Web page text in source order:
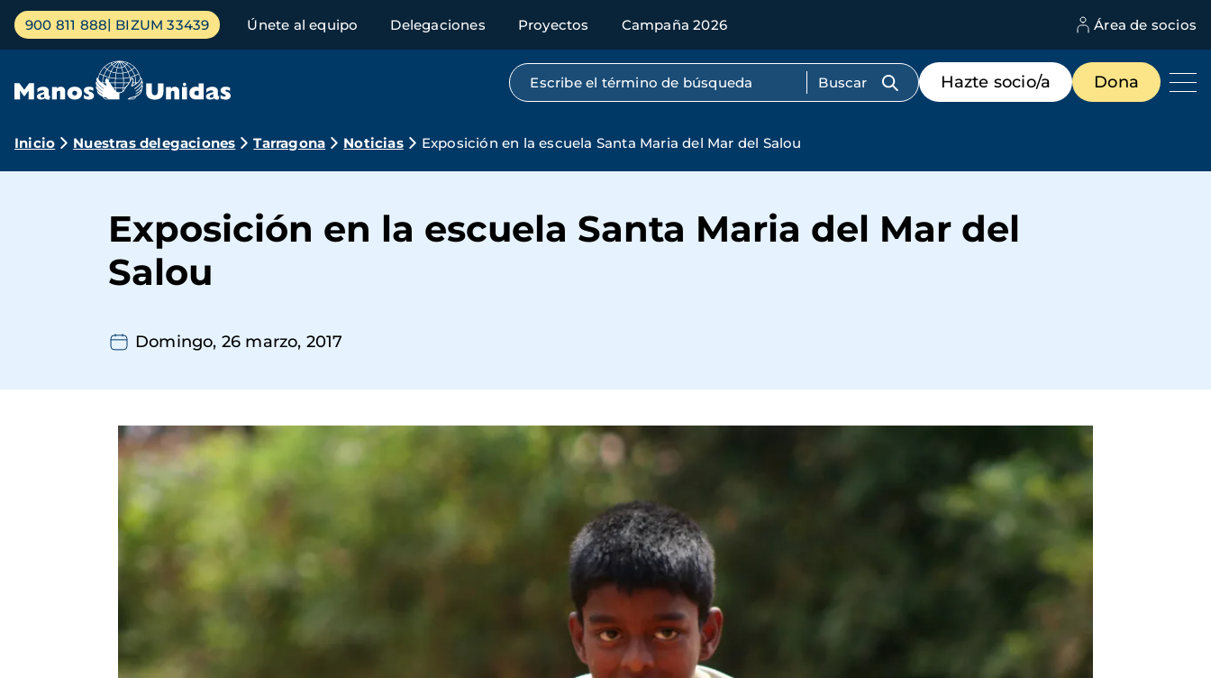
Pasar
contenido
Menú
principal
900 811 888 BIZUM 33439 Únete al equipo Delegaciones Proyectos Campaña 2026 Área de socios
Búsqueda por texto completo
Menú
de
destacados
Hazte socio/a Dona
Ruta
navegación
Inicio Nuestras delegaciones Tarragona Noticias Exposición en la escuela Santa Maria del Mar del Salou
Exposición en la escuela Santa Maria del Mar del
Salou
Domingo, 26 marzo, 2017